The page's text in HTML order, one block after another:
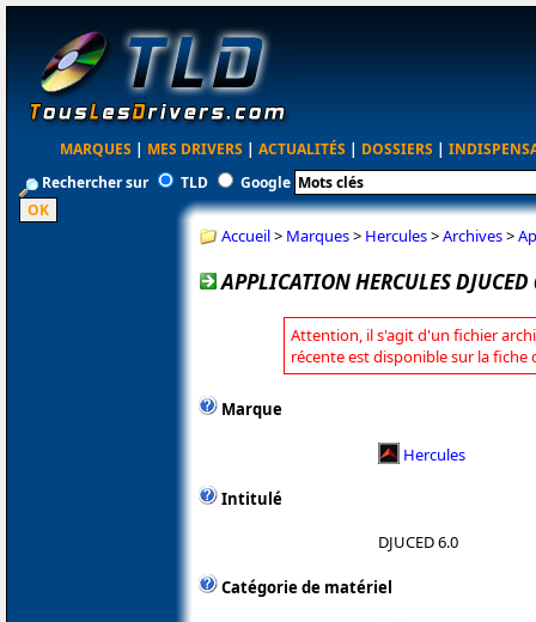
MARQUES | MES DRIVERS | ACTUALITÉS | DOSSIERS |
Rechercher sur
TLD Google
Accueil> Marques> Hercules>Archives>
APPLICATION HERCULES
Attention, il s'agit d'un fichier
récente est disponible sur la fiche
Marque
Hercules
Intitulé
DJUCED 6.0
Catégorie de matériel